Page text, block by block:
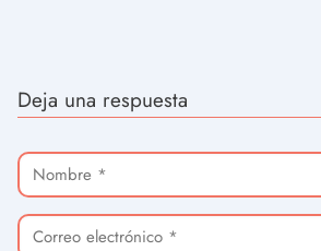
Deja una respuesta